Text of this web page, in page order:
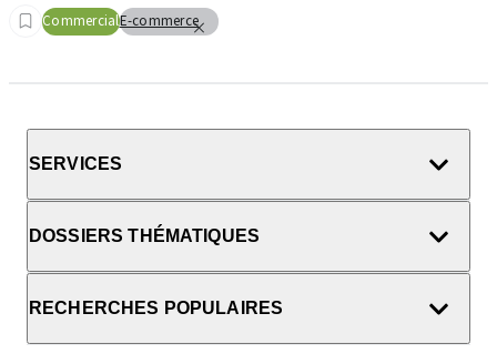
CommercialE-commerce
SERVICES
DOSSIERS THÉMATIQUES
RECHERCHES POPULAIRES